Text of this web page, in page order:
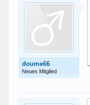
doume66
Neues Mitglied